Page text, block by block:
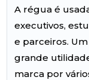
A régua é
executivos,
e parceiros.
grande
marca por